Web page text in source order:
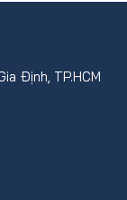
Định, TP.HCM